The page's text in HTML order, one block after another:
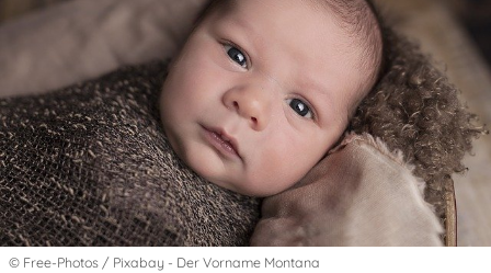
© Free-Photos / Pixabay - Der Vorname Montana